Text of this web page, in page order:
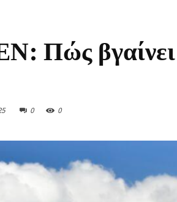
Πώς βγαίνει
0 0